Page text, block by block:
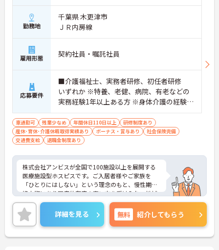
勤務地
千葉県 木更津市
ＪＲ内房線
雇用形態 契約社員・嘱託社員
応募要件
■介護福祉士、実務者研修、初任者研修
いずれか ※特養、老健、病院、有老などの
実務経験1年以上ある方 ※身体介護の経験年
以上ある方、機械浴の使用の経験のある方
歓迎
車通勤可 残業少なめ 年間休日110日以上
研修制度あり
産休･育休･介護休暇取得実績あり
ボーナス・賞与あり
社会保険完備
交通費支給
退職金制度あり
株式会社アンビスが全国で100施設以上を展開する
医療施設型ホスピスです。ご入居者様やご家族を
「ひとりにはしない」という理念のもと、慢性期や
終末期にあり医療依存度の高い方を受け入れ、地域
医療を支える社会的意義の高い事業を推進していま
す。現場には看護師が24時間常駐しています。急変
時の対応や医療行為は看護師が担当するため、初任
者研修や実務者研修の方も食事介助や入浴介助など
の生活を支えるケアに専念できる環境です。多職種
詳細を見る 無料 紹介してもらう